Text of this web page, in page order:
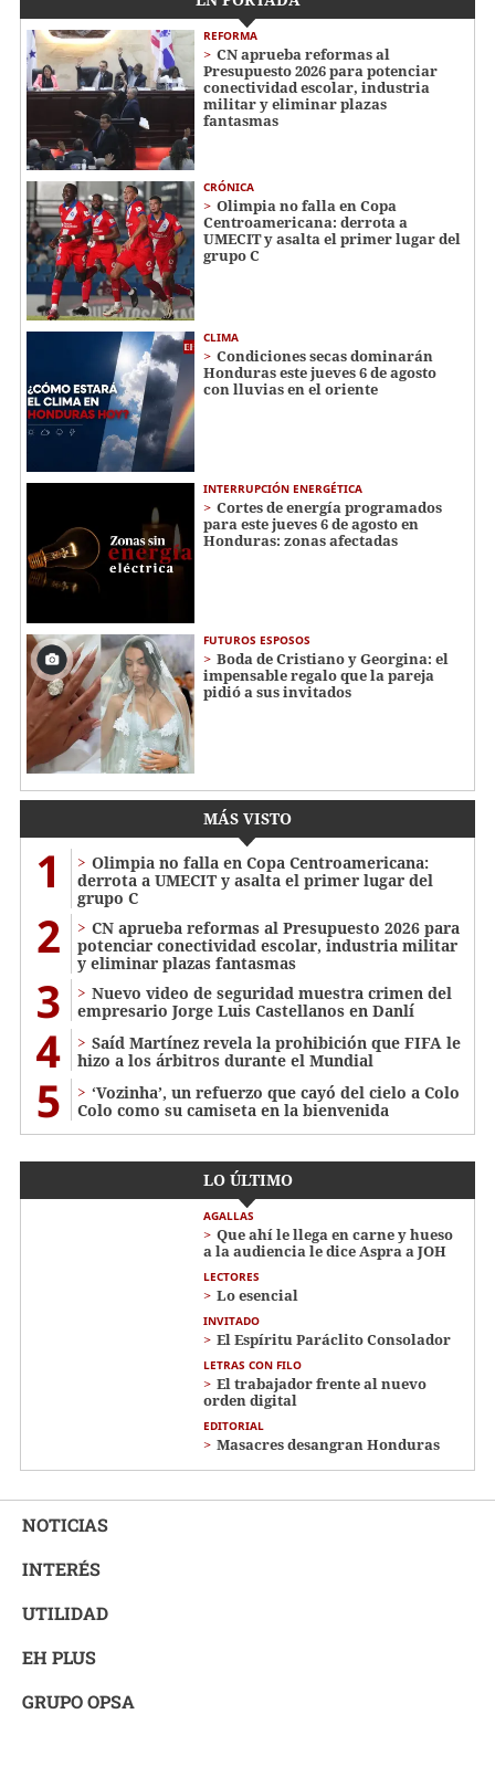
REFORMA
CN aprueba reformas al
Presupuesto 2026 para potenciar
conectividad escolar, industria
militar y eliminar plazas
fantasmas
CRÓNICA
Olimpia no falla en Copa
Centroamericana: derrota a
UMECIT y asalta el primer lugar del
grupo C
CLIMA
Condiciones secas dominarán
Honduras este jueves 6 de agosto
con lluvias en el oriente
INTERRUPCIÓN ENERGÉTICA
Cortes de energía programados
para este jueves 6 de agosto en
Honduras: zonas afectadas
FUTUROS ESPOSOS
Boda de Cristiano y Georgina: el
impensable regalo que la pareja
pidió a sus invitados
MÁS VISTO
1
Olimpia no falla en Copa Centroamericana:
derrota a UMECIT y asalta el primer lugar del
grupo C
2
CN aprueba reformas al Presupuesto 2026 para
potenciar conectividad escolar, industria militar
y eliminar plazas fantasmas
3
Nuevo video de seguridad muestra crimen del
empresario Jorge Luis Castellanos en Danlí
4
Saíd Martínez revela la prohibición que FIFA le
hizo a los árbitros durante el Mundial
5
‘Vozinha’, un refuerzo que cayó del cielo a Colo
Colo como su camiseta en la bienvenida
LO ÚLTIMO
AGALLAS
Que ahí le llega en carne y hueso
a la audiencia le dice Aspra a JOH
LECTORES
Lo esencial
INVITADO
El Espíritu Paráclito Consolador
LETRAS CON FILO
El trabajador frente al nuevo
orden digital
EDITORIAL
Masacres desangran Honduras
NOTICIAS
INTERÉS
UTILIDAD
EH PLUS
GRUPO OPSA